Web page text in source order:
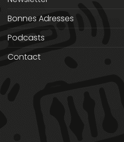
Bonnes Adresses
Podcasts
Contact